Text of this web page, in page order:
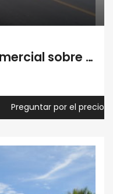
Excelente Esquina Comercial sobre la Panamericana en David
Preguntar por el precio